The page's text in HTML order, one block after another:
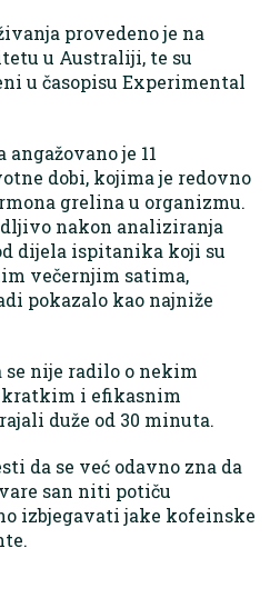
provedeno je na
u Australiji, te su
u časopisu Experimental
je 11
dobi, kojima je redovno
grelina u organizmu.
nakon analiziranja
dijela ispitanika koji su
večernjim satima,
pokazalo kao najniže
se nije radilo o nekim
kratkim i efikasnim
duže od 30 minuta.
da se već odavno zna da
san niti potiču
izbjegavati jake kofeinske